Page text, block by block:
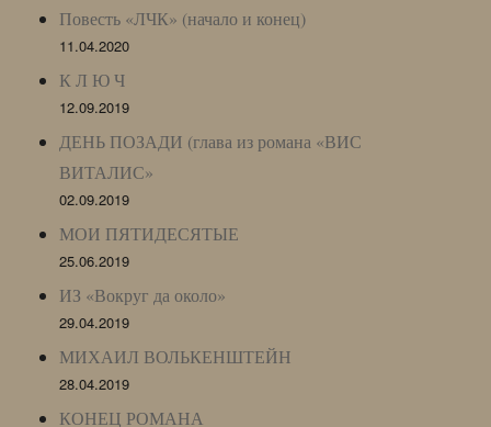
Повесть «ЛЧК» (начало и конец)
11.04.2020
К Л Ю Ч
12.09.2019
ДЕНЬ ПОЗАДИ (глава из романа «ВИС
ВИТАЛИС»
02.09.2019
МОИ ПЯТИДЕСЯТЫЕ
25.06.2019
ИЗ «Вокруг да около»
29.04.2019
МИХАИЛ ВОЛЬКЕНШТЕЙН
28.04.2019
КОНЕЦ РОМАНА